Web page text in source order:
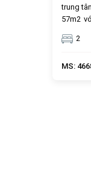
trung
57m2
5.35 tỷ
trong
2
MS: